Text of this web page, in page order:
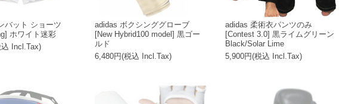
バット ショーツ
ホワイト迷彩
Incl.Tax)
adidas ボクシンググローブ
[New Hybrid100 model] 黒ゴー
ルド
6,480円(税込 Incl.Tax)
adidas 柔術衣パンツのみ
[Contest 3.0] 黒ライムグリーン
Black/Solar Lime
5,900円(税込 Incl.Tax)